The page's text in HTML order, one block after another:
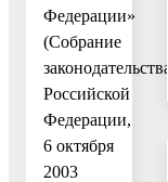
Федерации»
(Собрание
законодательства
Российской
Федерации,
6 октября
2003